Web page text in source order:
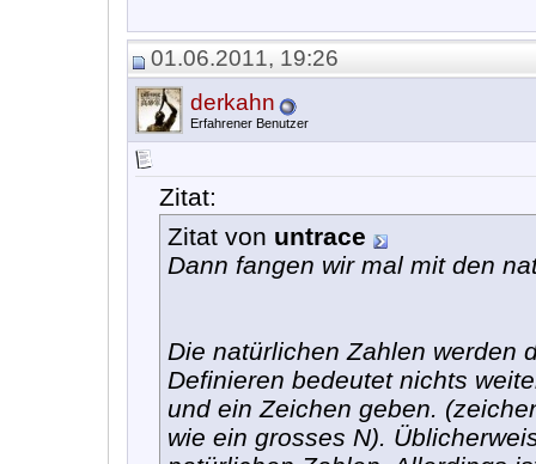
01.06.2011, 19:26
derkahn
Erfahrener Benutzer
Zitat:
Zitat von untrace
Dann fangen wir mal mit den
Die natürlichen Zahlen werden
Definieren bedeutet nichts
und ein Zeichen geben.
wie ein grosses N).